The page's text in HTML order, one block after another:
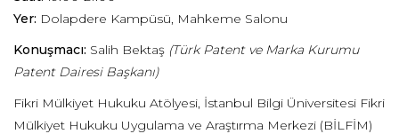
Yer: Dolapdere Kampüsü, Mahkeme Salonu
Konuşmacı: Salih Bektaş (Türk Patent ve Marka Kurumu
Patent Dairesi Başkanı)
Fikri Mülkiyet Hukuku Atölyesi, İstanbul Bilgi Üniversitesi Fikri
Mülkiyet Hukuku Uygulama ve Araştırma Merkezi (BİLFİM)